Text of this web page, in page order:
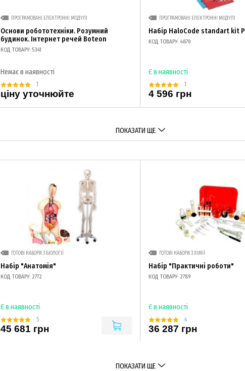
ПРОГРАМОВАНІ ЕЛЕКТРОННІ МОДУЛІ
Основи робототехніки. Розумний
будинок. Інтернет речей Boteon
КОД ТОВАРУ: 5341
Немає в наявності
1
ціну уточнюйте
ПРОГРАМОВАНІ ЕЛЕКТРОННІ МОДУЛІ
Набір HaloCode standart kit
КОД ТОВАРУ: 4870
Є в наявності
1
4 596 грн
ПОКАЗАТИ ЩЕ
ГОТОВІ НАБОРИ З БІОЛОГІЇ
Набір "Анатомія"
КОД ТОВАРУ: 2772
Є в наявності
5
45 681 грн
ГОТОВІ НАБОРИ З ХІМІЇ
Набір "Практичні роботи"
КОД ТОВАРУ: 2789
Є в наявності
4
36 287 грн
ПОКАЗАТИ ЩЕ